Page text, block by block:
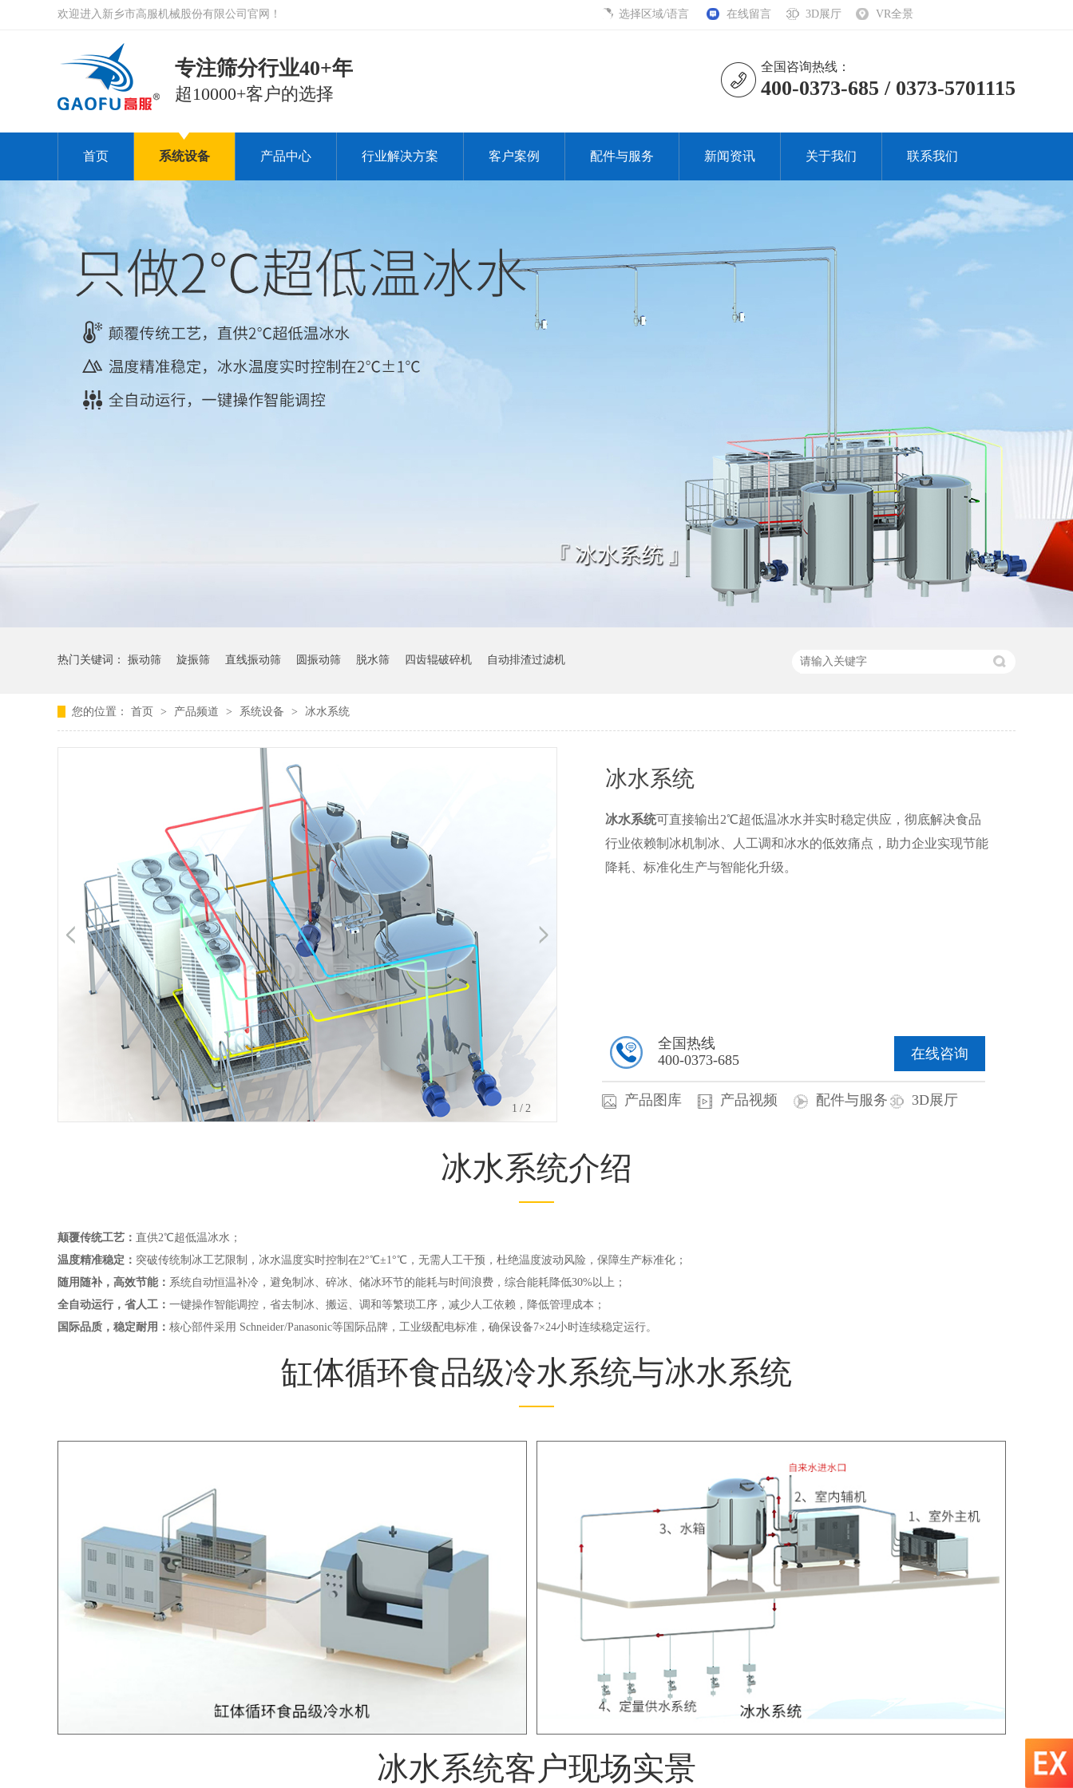
选择区域/语言 在线留言 3D展厅 VR全景
欢迎进入新乡市高服机械股份有限公司官网！
专注筛分行业40+年
超10000+客户的选择
全国咨询热线：
400-0373-685 / 0373-5701115
首页 系统设备 产品中心 行业解决方案 客户案例 配件与服务 新闻资讯 关于我们 联系我们
热门关键词： 振动筛 旋振筛 直线振动筛 圆振动筛 脱水筛 四齿辊破碎机 自动排渣过滤机
您的位置： 首页 > 产品频道 > 系统设备 > 冰水系统
2 /2
冰水系统
冰水系统可直接输出2℃超低温冰水并实时稳定供应，彻底解决食品
行业依赖制冰机制冰、人工调和冰水的低效痛点，助力企业实现节能
降耗、标准化生产与智能化升级。
在线咨询
全国热线
400-0373-685
产品图库 产品视频 配件与服务 3D展厅
冰水系统介绍
颠覆传统工艺： 直供2℃超低温冰水；
温度精准稳定： 突破传统制冰工艺限制，冰水温度实时控制在2°℃±1°℃，无需人工干预，杜绝温度波动风险，保障生产标准化；
随用随补，高效节能： 系统自动恒温补冷，避免制冰、碎冰、储冰环节的能耗与时间浪费，综合能耗降低30%以上；
全自动运行，省人工： 一键操作智能调控，省去制冰、搬运、调和等繁琐工序，减少人工依赖，降低管理成本；
国际品质，稳定耐用： 核心部件采用 Schneider/Panasonic等国际品牌，工业级配电标准，确保设备7×24小时连续稳定运行。
缸体循环食品级冷水系统与冰水系统
冰水系统客户现场实景